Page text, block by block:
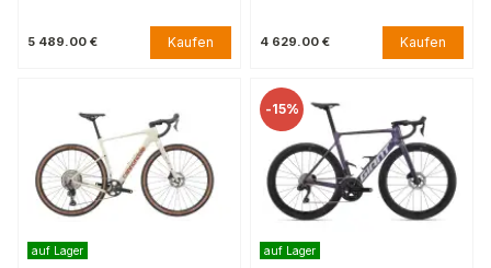
5 489.00 € Kaufen 4 629.00 € Kaufen
auf Lager
-15%
auf Lager